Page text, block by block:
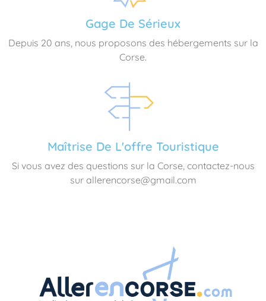
Gage De Sérieux
Depuis 20 ans, nous proposons des hébergements sur la
Corse.
Maîtrise De L'offre Touristique
Si vous avez des questions sur la Corse, contactez-nous
sur allerencorse@gmail.com